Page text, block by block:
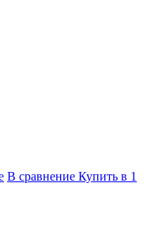
В сравнение Купить в 1